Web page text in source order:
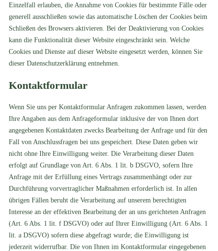
Einzelfall erlauben, die Annahme von Cookies für bestimmte Fälle oder
generell ausschließen sowie das automatische Löschen der Cookies beim
Schließen des Browsers aktivieren. Bei der Deaktivierung von Cookies
kann die Funktionalität dieser Website eingeschränkt sein. Welche
Cookies und Dienste auf dieser Website eingesetzt werden, können Sie
dieser Datenschutzerklärung entnehmen.
Kontaktformular
Wenn Sie uns per Kontaktformular Anfragen zukommen lassen, werden
Ihre Angaben aus dem Anfrageformular inklusive der von Ihnen dort
angegebenen Kontaktdaten zwecks Bearbeitung der Anfrage und für den
Fall von Anschlussfragen bei uns gespeichert. Diese Daten geben wir
nicht ohne Ihre Einwilligung weiter. Die Verarbeitung dieser Daten
erfolgt auf Grundlage von Art. 6 Abs. 1 lit. b DSGVO, sofern Ihre
Anfrage mit der Erfüllung eines Vertrags zusammenhängt oder zur
Durchführung vorvertraglicher Maßnahmen erforderlich ist. In allen
übrigen Fällen beruht die Verarbeitung auf unserem berechtigten
Interesse an der effektiven Bearbeitung der an uns gerichteten Anfragen
(Art. 6 Abs. 1 lit. f DSGVO) oder auf Ihrer Einwilligung (Art. 6 Abs. 1
lit. a DSGVO) sofern diese abgefragt wurde; die Einwilligung ist
jederzeit widerrufbar. Die von Ihnen im Kontaktformular eingegebenen